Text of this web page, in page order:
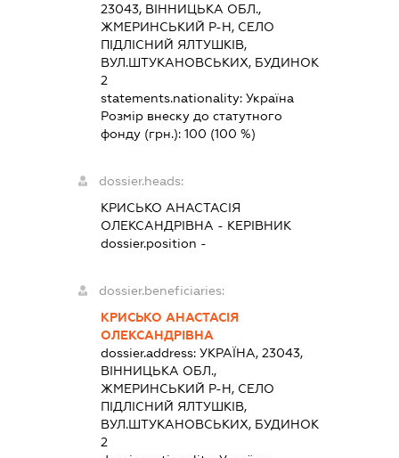
23043, ВІННИЦЬКА ОБЛ.,
ЖМЕРИНСЬКИЙ Р-Н, СЕЛО
ПІДЛІСНИЙ ЯЛТУШКІВ,
ВУЛ.ШТУКАНОВСЬКИХ, БУДИНОК
2
statements.nationality:Україна
Розмір внеску до статутного
фонду (грн.):100 (100 %)
dossier.heads:
КРИСЬКО АНАСТАСІЯ
ОЛЕКСАНДРІВНА - КЕРІВНИК
dossier.position -
dossier.beneficiaries:
КРИСЬКО АНАСТАСІЯ
ОЛЕКСАНДРІВНА
dossier.address:УКРАЇНА, 23043,
ВІННИЦЬКА ОБЛ.,
ЖМЕРИНСЬКИЙ Р-Н, СЕЛО
ПІДЛІСНИЙ ЯЛТУШКІВ,
ВУЛ.ШТУКАНОВСЬКИХ, БУДИНОК
2